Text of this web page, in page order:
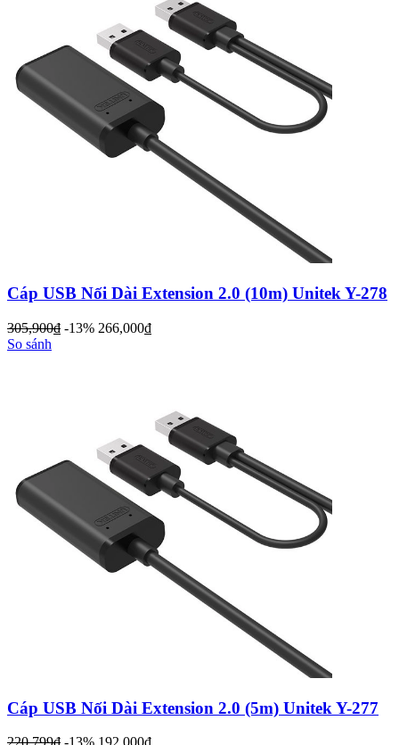
Cáp USB Nối Dài Extension 2.0 (10m) Unitek Y-278
305,900đ -13% 266,000đ
So sánh
Cáp USB Nối Dài Extension 2.0 (5m) Unitek Y-277